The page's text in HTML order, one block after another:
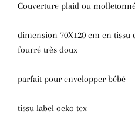
Couverture plaid ou
dimension 70X120 cm en tissu
fourré très doux
parfait pour envelopper bébé
tissu label oeko tex